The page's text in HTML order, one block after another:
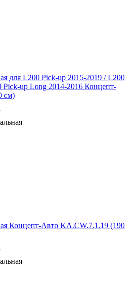
для L200 Pick-up 2015-2019 / L200
Pick-up Long 2014-2016 Концепт-
см)
Концепт-Авто KA.CW.7.1.19 (190